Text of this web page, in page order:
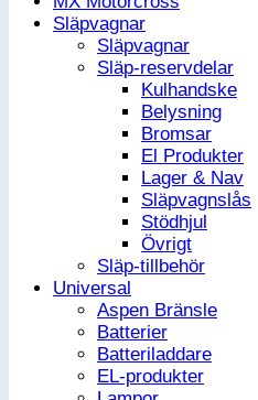
Släpvagnar
Släpvagnar
Släp-reservdelar
Kulhandske
Belysning
Bromsar
El Produkter
Lager & Nav
Släpvagnslås
Stödhjul
Övrigt
Släp-tillbehör
Universal
Aspen Bränsle
Batterier
Batteriladdare
EL-produkter